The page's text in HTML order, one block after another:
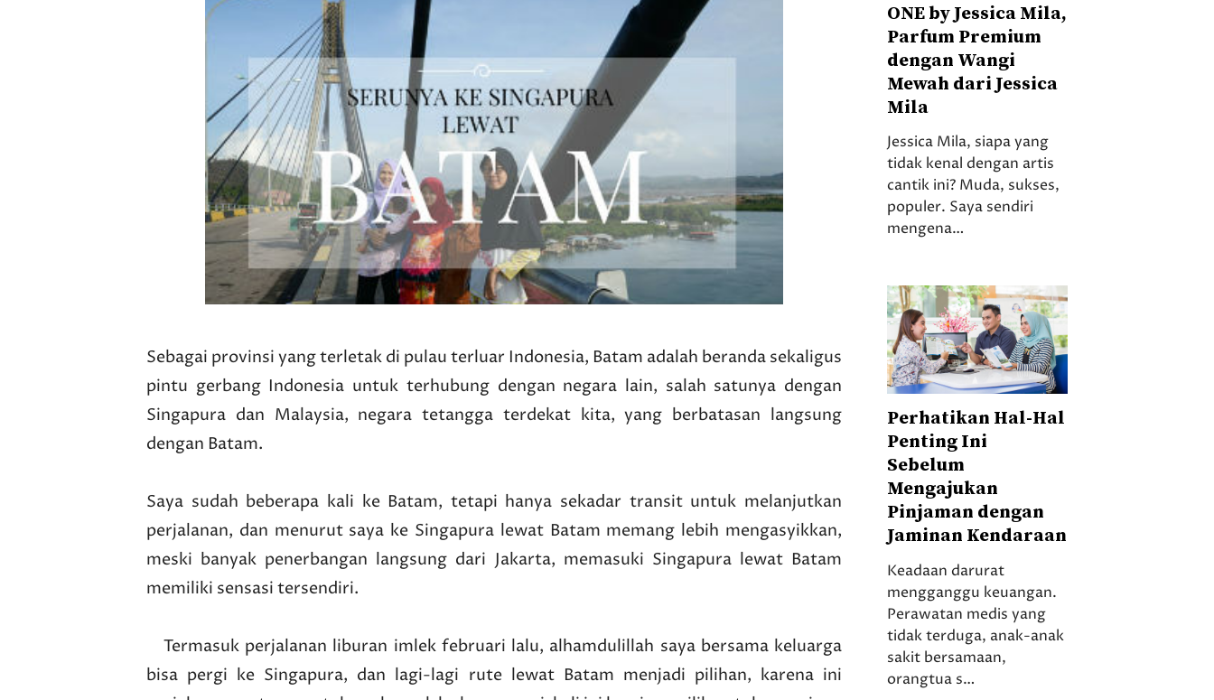
Sebagai provinsi yang terletak di pulau terluar Indonesia, Batam adalah beranda sekaligus
pintu gerbang Indonesia untuk terhubung dengan negara lain, salah satunya dengan
Singapura dan Malaysia, negara tetangga terdekat kita, yang berbatasan langsung
dengan Batam.
Saya sudah beberapa kali ke Batam, tetapi hanya sekadar transit untuk melanjutkan
perjalanan, dan menurut saya ke Singapura lewat Batam memang lebih mengasyikkan,
meski banyak penerbangan langsung dari Jakarta, memasuki Singapura lewat Batam
memiliki sensasi tersendiri.
Termasuk perjalanan liburan imlek februari lalu, alhamdulillah saya bersama keluarga
bisa pergi ke Singapura, dan lagi-lagi rute lewat Batam menjadi pilihan, karena ini
ONE by Jessica Mila,
Parfum Premium
dengan Wangi
Mewah dari Jessica
Mila
Jessica Mila, siapa yang
tidak kenal dengan artis
cantik ini? Muda, sukses,
populer. Saya sendiri
mengena…
Perhatikan Hal-Hal
Penting Ini
Sebelum
Mengajukan
Pinjaman dengan
Jaminan Kendaraan
Keadaan darurat
mengganggu keuangan.
Perawatan medis yang
tidak terduga, anak-anak
sakit bersamaan,
orangtua s…